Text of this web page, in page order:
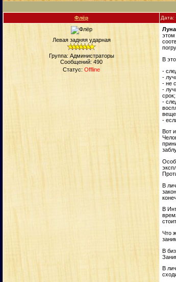
Флёp Дата:
Левая задняя ударная
Группа: Администраторы
Сообщений: 490
Статус: Offline
этом
В
-
-
- не
-
срок;
-
-
Вот
В
В
Что
В
В